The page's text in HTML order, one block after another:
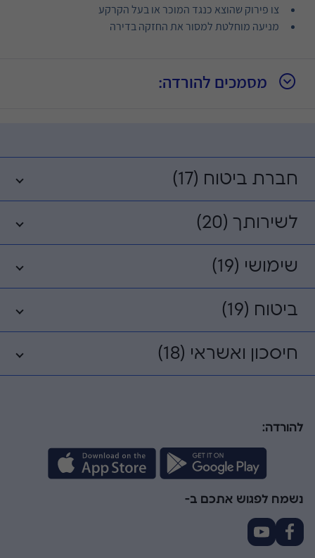
צו פירוק שהוצא כנגד המוכר או בעל הקרקע
מניעה מוחלטת למסור את החזקה בדירה
מסמכים להורדה:
חברת ביטוח (17)
לשירותך (20)
שימושי (19)
ביטוח (19)
חיסכון ואשראי (18)
להורדה:
נשמח לפגוש אתכם ב-